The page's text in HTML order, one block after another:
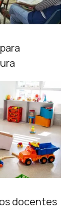
docentes